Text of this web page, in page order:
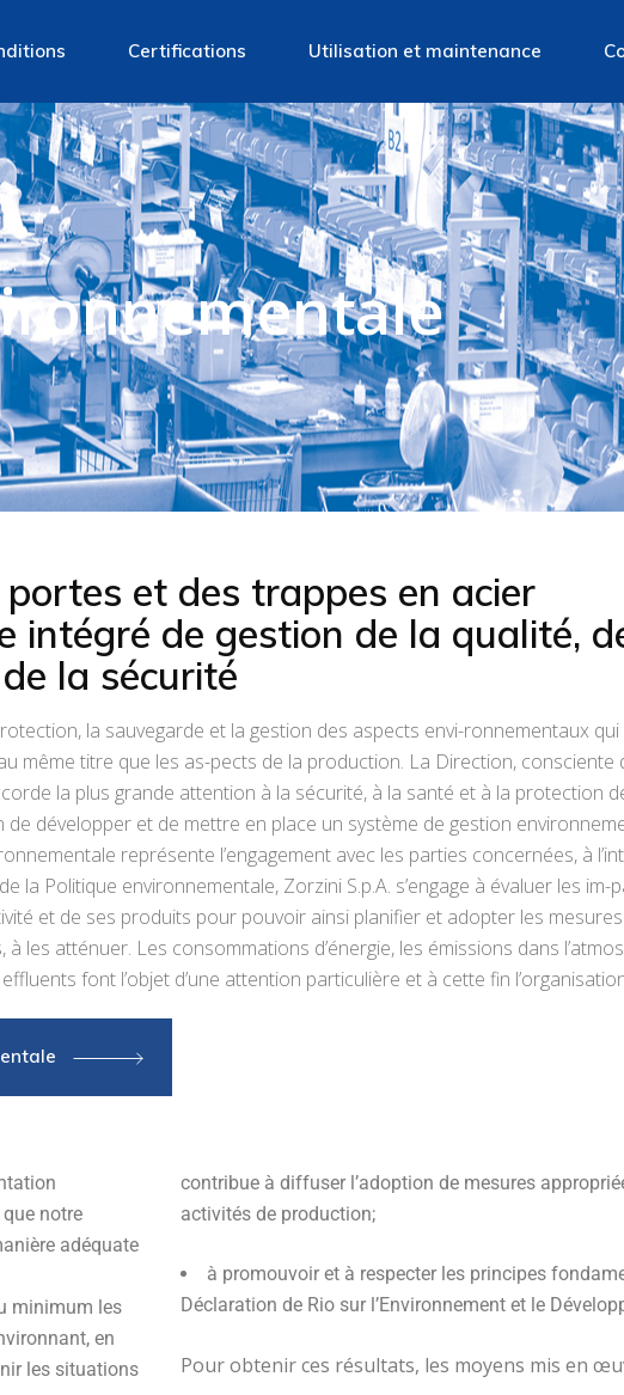
de vente
Certifications Utilisation et maintenance
et des trappes en acier
intégré de gestion de la qualité,
la sécurité
la sauvegarde et la gestion des aspects envi-ronnementaux
même titre que les as-pects de la production. La Direction, consciente
la plus grande attention à la sécurité, à la santé et à la protection
développer et de mettre en place un système de gestion
représente l’engagement avec les parties concernées, à
la Politique environnementale, Zorzini S.p.A. s’engage à évaluer les im-
et de ses produits pour pouvoir ainsi planifier et adopter les
les atténuer. Les consommations d’énergie, les émissions dans
font l’objet d’une attention particulière et à cette fin
notre
adéquate
minimum les
en
les situations
contribue à diffuser l’adoption de mesures
activités de production;
à promouvoir et à respecter les principes
Déclaration de Rio sur l’Environnement et le
Pour obtenir ces résultats, les moyens mis en